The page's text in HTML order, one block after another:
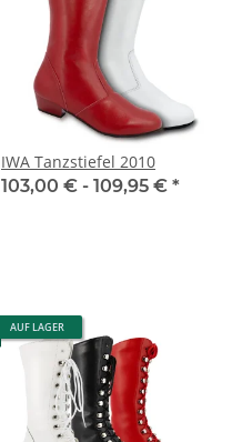
IWA Tanzstiefel 2010
103,00 € - 109,95 € *
AUF LAGER